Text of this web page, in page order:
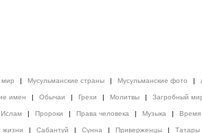
мир | Мусульманские страны | Мусульманские фото |
имен | Обычаи | Грехи | Молитвы | Загробный
| Пророки | Права человека | Музыка | Время
жизни | Сабантуй | Сунна | Приверженцы | Татары